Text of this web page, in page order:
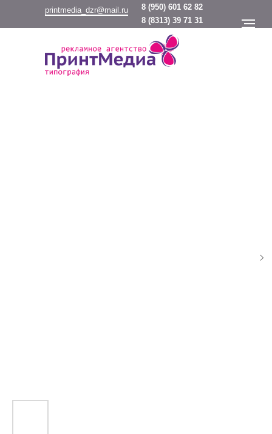
8 (950) 601 62 82
printmedia_dzr@mail.ru
8 (8313) 39 71 31